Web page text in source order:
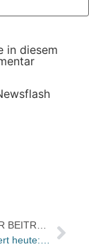
in diesem